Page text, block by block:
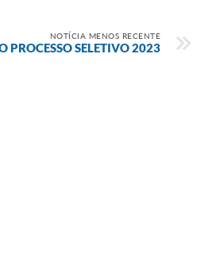
NOTÍCIA MENOS RECENTE
PROCESSO SELETIVO 2023